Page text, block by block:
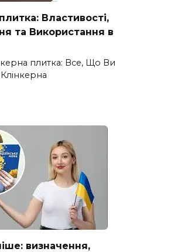
Властивості,
та Використання в
плитка: Все, Що Ви
визначення,